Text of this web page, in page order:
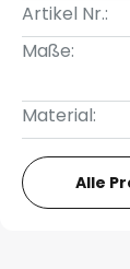
Artikel Nr.:
Maße:
Material:
Alle